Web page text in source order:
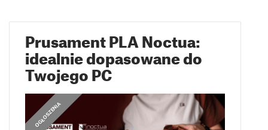
Prusament PLA Noctua:
idealnie dopasowane do
Twojego PC
OGŁOSZENIA